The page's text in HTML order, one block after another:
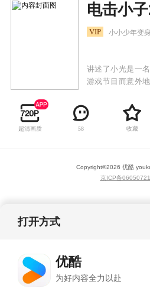
电击小
VIP 小小少年变
讲述了小光是一
游戏节目而意外
变化。卡比从未
身负重要任务，
秘人派出机器人
电击小子。变身
电击型装置更能
超清画质 58 收藏
Copyright©2026 优酷
京ICP备
打开方式
优酷
为好内容全力以赴